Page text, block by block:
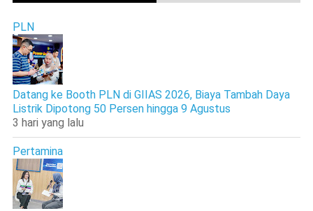
PLN
Datang ke Booth PLN di GIIAS 2026, Biaya Tambah Daya
Listrik Dipotong 50 Persen hingga 9 Agustus
3 hari yang lalu
Pertamina